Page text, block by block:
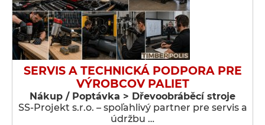
SERVIS A TECHNICKÁ PODPORA PRE
VÝROBCOV PALIET
Nákup / Poptávka > Dřevoobráběcí stroje
SS-Projekt s.r.o. – spoľahlivý partner pre servis a
údržbu …